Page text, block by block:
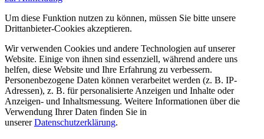
Um diese Funktion nutzen zu können, müssen Sie bitte unsere
Drittanbieter-Cookies akzeptieren.
Wir verwenden Cookies und andere Technologien auf unserer
Website. Einige von ihnen sind essenziell, während andere uns
helfen, diese Website und Ihre Erfahrung zu verbessern.
Personenbezogene Daten können verarbeitet werden (z. B. IP-
Adressen), z. B. für personalisierte Anzeigen und Inhalte oder
Anzeigen- und Inhaltsmessung. Weitere Informationen über die
Verwendung Ihrer Daten finden Sie in
unsererDatenschutzerklärung.